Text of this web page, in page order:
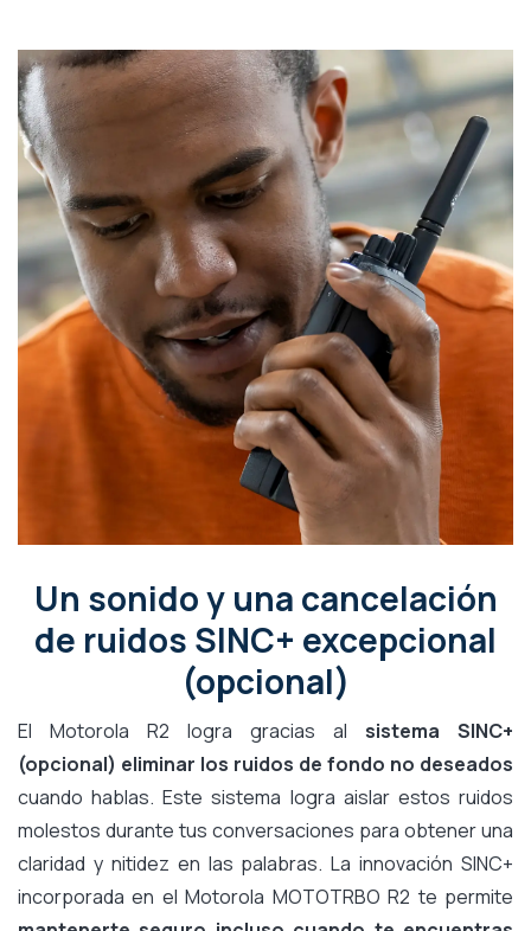
Un sonido y una cancelación
de ruidos SINC+ excepcional
(opcional)
El Motorola R2 logra gracias al sistema SINC+
(opcional) eliminar los ruidos de fondo no deseados
cuando hablas. Este sistema logra aislar estos ruidos
molestos durante tus conversaciones para obtener una
claridad y nitidez en las palabras. La innovación SINC+
incorporada en el Motorola MOTOTRBO R2 te permite